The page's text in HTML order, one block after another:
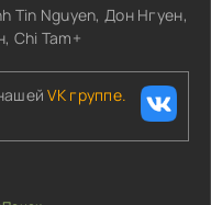
Tin Nguyen, Дон Нгуен,
Chi Tam+
VK группе.